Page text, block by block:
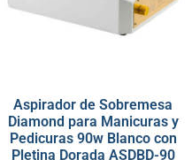
Aspirador de Sobremesa
Diamond para Manicuras y
Pedicuras 90w Blanco con
Pletina Dorada ASDBD-90